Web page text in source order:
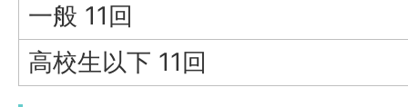
一般 11回
高校生以下 11回